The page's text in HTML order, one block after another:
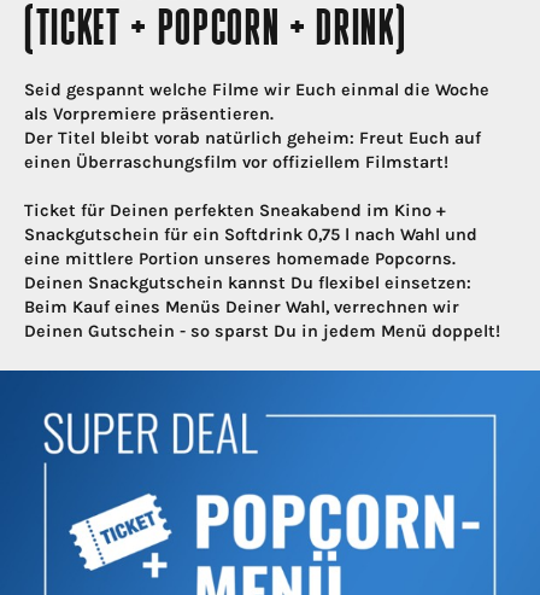
(TICKET + POPCORN + DRINK)
Seid gespannt welche Filme wir Euch einmal die Woche
als Vorpremiere präsentieren.
Der Titel bleibt vorab natürlich geheim: Freut Euch auf
einen Überraschungsfilm vor offiziellem Filmstart!
Ticket für Deinen perfekten Sneakabend im Kino +
Snackgutschein für ein Softdrink 0,75 l nach Wahl und
eine mittlere Portion unseres homemade Popcorns.
Deinen Snackgutschein kannst Du flexibel einsetzen:
Beim Kauf eines Menüs Deiner Wahl, verrechnen wir
Deinen Gutschein - so sparst Du in jedem Menü doppelt!